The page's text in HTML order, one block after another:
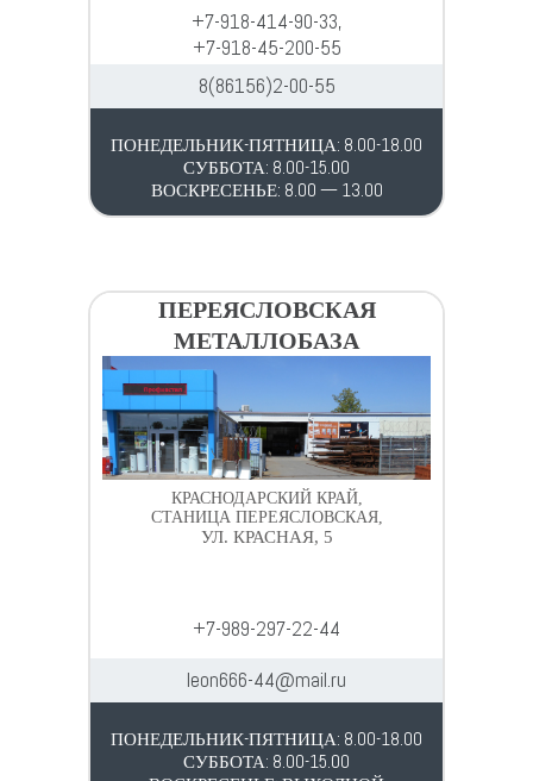
+7-918-414-90-33,
+7-918-45-200-55
8(86156)2-00-55
ПОНЕДЕЛЬНИК-ПЯТНИЦА: 8.00-18.00
СУББОТА: 8.00-15.00
ВОСКРЕСЕНЬЕ: 8.00 — 13.00
ПЕРЕЯСЛОВСКАЯ
МЕТАЛЛОБАЗА
КРАСНОДАРСКИЙ КРАЙ,
СТАНИЦА ПЕРЕЯСЛОВСКАЯ,
УЛ. КРАСНАЯ, 5
+7-989-297-22-44
leon666-44@mail.ru
ПОНЕДЕЛЬНИК-ПЯТНИЦА: 8.00-18.00
СУББОТА: 8.00-15.00